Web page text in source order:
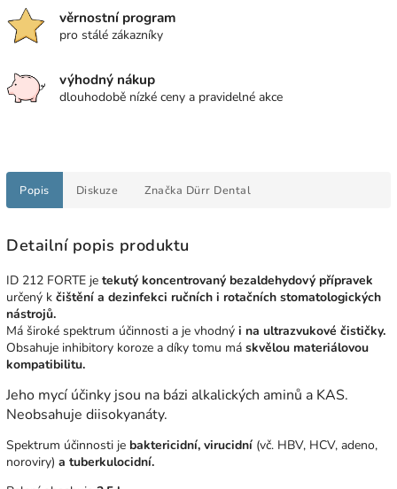
věrnostní program
pro stálé zákazníky
výhodný nákup
dlouhodobě nízké ceny a pravidelné akce
Popis Diskuze Značka Dürr Dental
Detailní popis produktu
ID 212 FORTE je tekutý koncentrovaný bezaldehydový přípravek
určený k čištění a dezinfekci ručních i rotačních stomatologických
nástrojů.
Má široké spektrum účinnosti a je vhodný i na ultrazvukové čističky.
Obsahuje inhibitory koroze a díky tomu má skvělou materiálovou
kompatibilitu.
Jeho mycí účinky jsou na bázi alkalických aminů a KAS.
Neobsahuje diisokyanáty.
Spektrum účinnosti je baktericidní, virucidní (vč. HBV, HCV, adeno,
noroviry) a tuberkulocidní.